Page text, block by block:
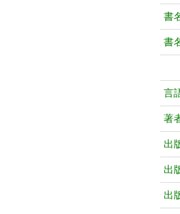
書
書
言
著
出
出
出